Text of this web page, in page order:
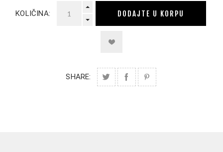
KOLIČINA: DODAJTE U KORPU
SHARE: